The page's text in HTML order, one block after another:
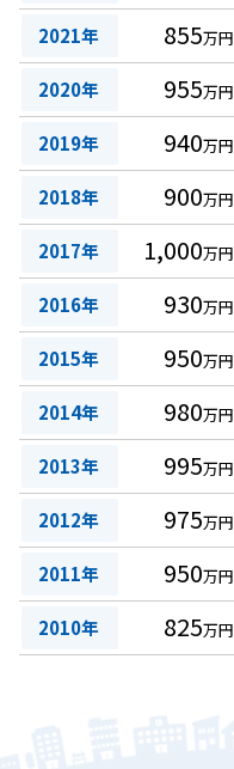
2021年 855万円
2020年 955万円
2019年 940万円
2018年 900万円
2017年 1,000万円
2016年 930万円
2015年 950万円
2014年 980万円
2013年 995万円
2012年 975万円
2011年 950万円
2010年 825万円